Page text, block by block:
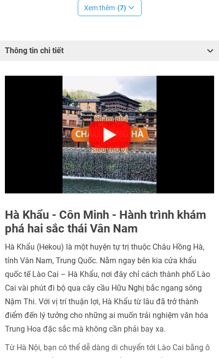
Xem thêm (7)
Thông tin chi tiết
Hà Khẩu - Côn Minh - Hành trình khám
phá hai sắc thái Vân Nam
Hà Khẩu (Hekou) là một huyện tự trị thuộc Châu Hồng Hà,
tỉnh Vân Nam, Trung Quốc. Nằm ngay bên kia cửa khẩu
quốc tế Lào Cai – Hà Khẩu, nơi đây chỉ cách thành phố Lào
Cai vài phút đi bộ qua cây cầu Hữu Nghị bắc ngang sông
Nậm Thi. Với vị trí thuận lợi, Hà Khẩu từ lâu đã trở thành
điểm đến lý tưởng cho những ai muốn trải nghiệm văn hóa
Trung Hoa đặc sắc mà không cần phải bay xa.
Từ Hà Nội, bạn có thể dễ dàng di chuyển tới Lào Cai bằng ô